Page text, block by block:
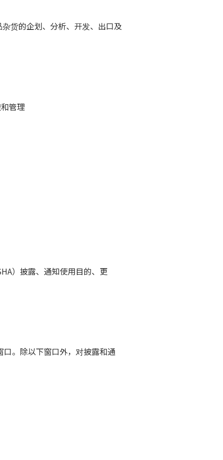
货的企划、分析、开发、出口及
管理
）披露、通知使用目的、更
。除以下窗口外，对披露和通